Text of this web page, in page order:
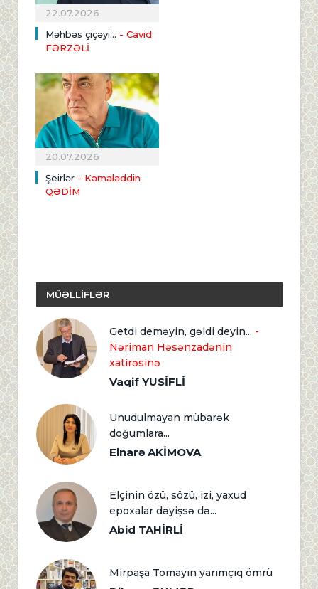
22.07.2026
Məhbəs çiçəyi... - Cavid
FƏRZƏLİ
20.07.2026
Şeirlər - Kəmaləddin
QƏDİM
MÜƏLLİFLƏR
Getdi deməyin, gəldi deyin... -
Nəriman Həsənzadənin
xatirəsinə
Vaqif YUSİFLİ
Unudulmayan mübarək
doğumlara...
Elnarə AKİMOVA
Elçinin özü, sözü, izi, yaxud
epoxalar dəyişsə də...
Abid TAHİRLİ
Mirpaşa Tomayın yarımçıq ömrü